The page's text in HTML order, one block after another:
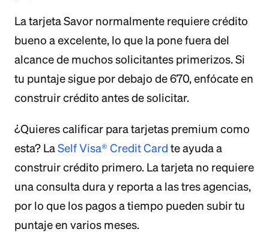
La tarjeta Savor normalmente requiere crédito
bueno a excelente, lo que la pone fuera del
alcance de muchos solicitantes primerizos. Si
tu puntaje sigue por debajo de 670, enfócate en
construir crédito antes de solicitar.
¿Quieres calificar para tarjetas premium como
esta? LaSelf Visa® Credit Card te ayuda a
construir crédito primero. La tarjeta no requiere
una consulta dura y reporta a las tres agencias,
por lo que los pagos a tiempo pueden subir tu
puntaje en varios meses.